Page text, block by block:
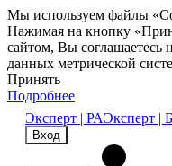
Мы используем файлы
Нажимая на кнопку
сайтом, Вы соглашаетесь
данных метрической
Принять
Подробнее
Эксперт | РАЭксперт |
Вход